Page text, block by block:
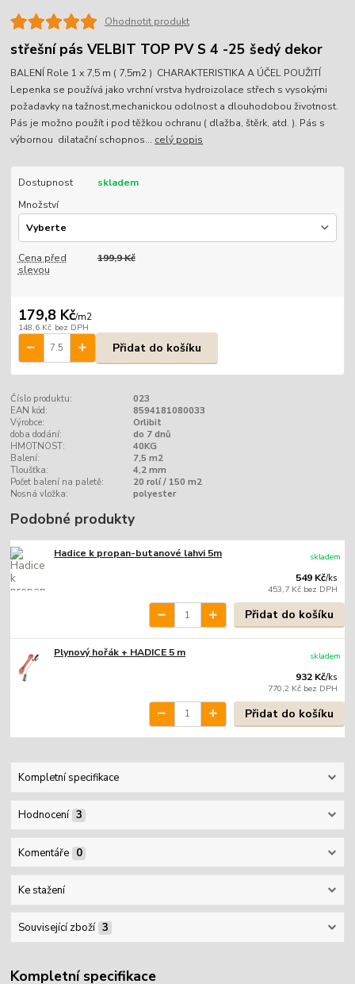
Ohodnotit produkt
střešní pás VELBIT TOP PV S 4 -25 šedý dekor
BALENÍ Role 1 x 7,5 m ( 7,5m2 ) CHARAKTERISTIKA A ÚČEL POUŽITÍ
Lepenka se používá jako vrchní vrstva hydroizolace střech s vysokými
požadavky na tažnost,mechanickou odolnost a dlouhodobou životnost.
Pás je možno použít i pod těžkou ochranu ( dlažba, štěrk, atd. ). Pás s
výbornou dilatační schopnos... celý popis
Dostupnost
skladem
Množství
Cena před
slevou
199,9 Kč
179,8 Kč/m2
148,6 Kč bez DPH
Přidat do košíku
Číslo produktu:
023
EAN kód:
8594181080033
Výrobce:
Orlibit
doba dodání:
do 7 dnů
HMOTNOST:
40KG
Balení:
7,5 m2
Tloušťka:
4,2 mm
Počet balení na paletě:
20 rolí / 150 m2
Nosná vložka:
polyester
Podobné produkty
Hadice k propan-butanové lahvi 5m
549 Kč/ks
453,7 Kč bez DPH
skladem
Přidat do košíku
Plynový hořák + HADICE 5 m
932 Kč/ks
770,2 Kč bez DPH
skladem
Přidat do košíku
Kompletní specifikace
Hodnocení 3
Komentáře 0
Ke stažení
Související zboží 3
Kompletní specifikace